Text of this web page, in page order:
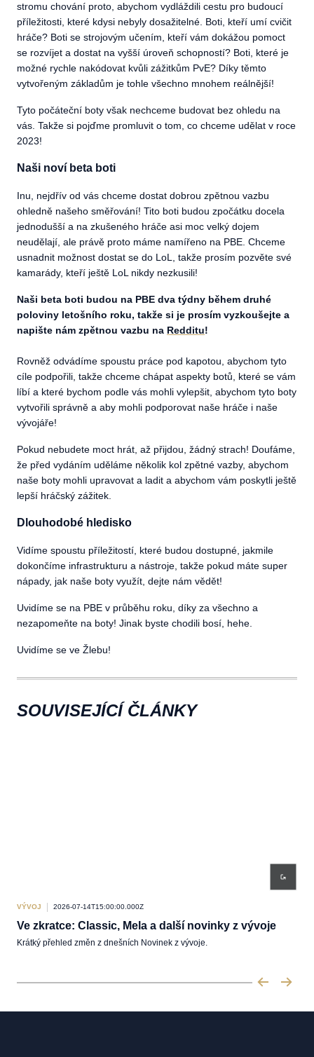
stromu chování proto, abychom vydláždili cestu pro budoucí
příležitosti, které kdysi nebyly dosažitelné. Boti, kteří umí cvičit
hráče? Boti se strojovým učením, kteří vám dokážou pomoct
se rozvíjet a dostat na vyšší úroveň schopností? Boti, které je
možné rychle nakódovat kvůli zážitkům PvE? Díky těmto
vytvořeným základům je tohle všechno mnohem reálnější!
Tyto počáteční boty však nechceme budovat bez ohledu na
vás. Takže si pojďme promluvit o tom, co chceme udělat v roce
2023!
Naši noví beta boti
Inu, nejdřív od vás chceme dostat dobrou zpětnou vazbu
ohledně našeho směřování! Tito boti budou zpočátku docela
jednodušší a na zkušeného hráče asi moc velký dojem
neudělají, ale právě proto máme namířeno na PBE. Chceme
usnadnit možnost dostat se do LoL, takže prosím pozvěte své
kamarády, kteří ještě LoL nikdy nezkusili!
Naši beta boti budou na PBE dva týdny během druhé
poloviny letošního roku, takže si je prosím vyzkoušejte a
napište nám zpětnou vazbu na Redditu!
Rovněž odvádíme spoustu práce pod kapotou, abychom tyto
cíle podpořili, takže chceme chápat aspekty botů, které se vám
líbí a které bychom podle vás mohli vylepšit, abychom tyto boty
vytvořili správně a aby mohli podporovat naše hráče i naše
vývojáře!
Pokud nebudete moct hrát, až přijdou, žádný strach! Doufáme,
že před vydáním uděláme několik kol zpětné vazby, abychom
naše boty mohli upravovat a ladit a abychom vám poskytli ještě
lepší hráčský zážitek.
Dlouhodobé hledisko
Vidíme spoustu příležitostí, které budou dostupné, jakmile
dokončíme infrastrukturu a nástroje, takže pokud máte super
nápady, jak naše boty využít, dejte nám vědět!
Uvidíme se na PBE v průběhu roku, díky za všechno a
nezapomeňte na boty! Jinak byste chodili bosí, hehe.
Uvidíme se ve Žlebu!
SOUVISEJÍCÍ ČLÁNKY
VÝVOJ 2026-07-14T15:00:00.000Z
Ve zkratce: Classic, Mela a další novinky z vývoje
Krátký přehled změn z dnešních Novinek z vývoje.